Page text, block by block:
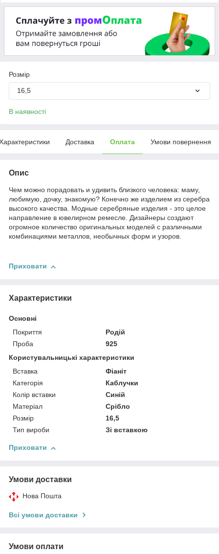
Розмір
16,5
В наявності
Доставка Оплата Умови повернення
Опис
Чем можно порадовать и удивить близкого человека: маму,
любимую, дочку, знакомую? Конечно же изделием из серебра
высокого качества. Модные серебряные изделия - это целое
направление в ювелирном ремесле. Дизайнеры создают
огромное количество оригинальных моделей с различными
комбинациями металлов, необычных форм и узоров.
Приховати
Характеристики
Основні
Покриття
Родій
Проба
925
Користувальницькі характеристики
Вставка
Фіаніт
Категорія
Каблучки
Колір вставки
Синій
Матеріал
Срібло
Розмір
16,5
Тип вироби
Зі вставкою
Приховати
Умови доставки
Нова Пошта
Всі умови доставки
Умови оплати